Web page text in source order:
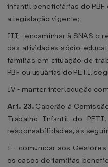
infantil beneficiárias do PBF
a legislação vigente;
III - encaminhar à SNAS o
das atividades sócio-
famílias em situação de
PBF ou usuárias do PETI,
IV - manter interlocução
Art. 23. Caberão à
Trabalho Infantil do
responsabilidades, as
I - comunicar aos Gestores
os casos de famílias